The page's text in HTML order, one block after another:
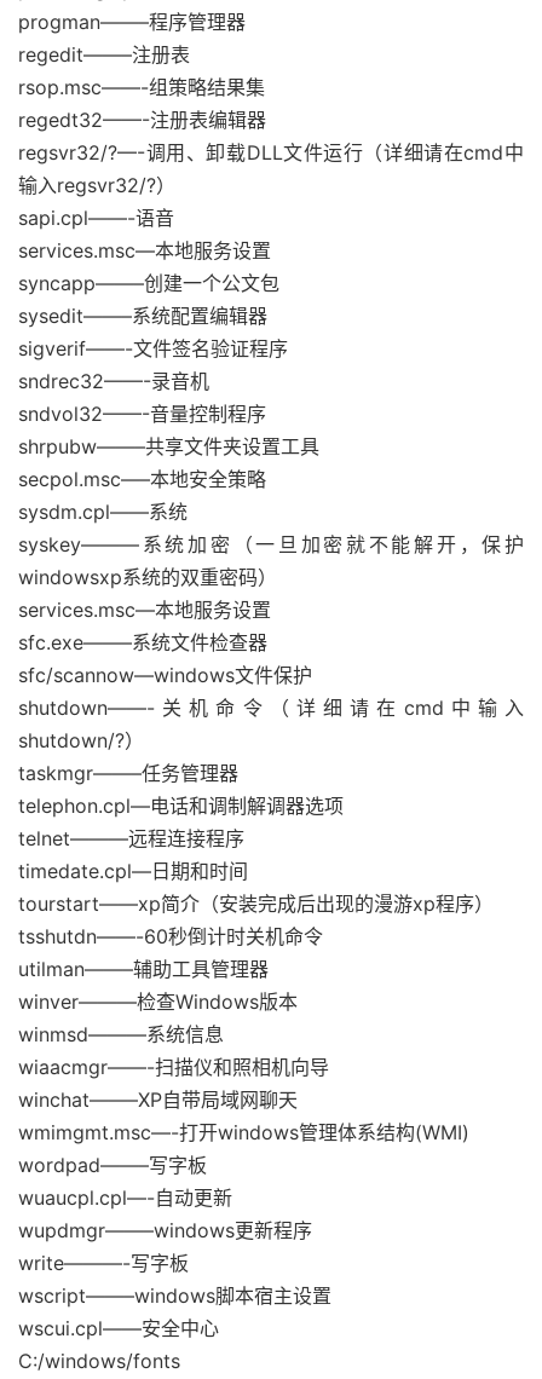
progman——–程序管理器
regedit——–注册表
rsop.msc——-组策略结果集
regedt32——-注册表编辑器
regsvr32/?—-调用、卸载DLL文件运行（详细请在cmd中
输入regsvr32/?）
sapi.cpl——-语音
services.msc—本地服务设置
syncapp——–创建一个公文包
sysedit——–系统配置编辑器
sigverif——-文件签名验证程序
sndrec32——-录音机
sndvol32——-音量控制程序
shrpubw——–共享文件夹设置工具
secpol.msc—–本地安全策略
sysdm.cpl——系统
syskey———系统加密（一旦加密就不能解开，保护
windowsxp系统的双重密码）
services.msc—本地服务设置
sfc.exe——–系统文件检查器
sfc/scannow—windows文件保护
shutdown——-关机命令（详细请在cmd中输入
shutdown/?）
taskmgr——–任务管理器
telephon.cpl—电话和调制解调器选项
telnet———远程连接程序
timedate.cpl—日期和时间
tourstart——xp简介（安装完成后出现的漫游xp程序）
tsshutdn——-60秒倒计时关机命令
utilman——–辅助工具管理器
winver———检查Windows版本
winmsd———系统信息
wiaacmgr——-扫描仪和照相机向导
winchat——–XP自带局域网聊天
wmimgmt.msc—-打开windows管理体系结构(WMI)
wordpad——–写字板
wuaucpl.cpl—-自动更新
wupdmgr——–windows更新程序
write———-写字板
wscript——–windows脚本宿主设置
wscui.cpl——安全中心
C:/windows/fonts